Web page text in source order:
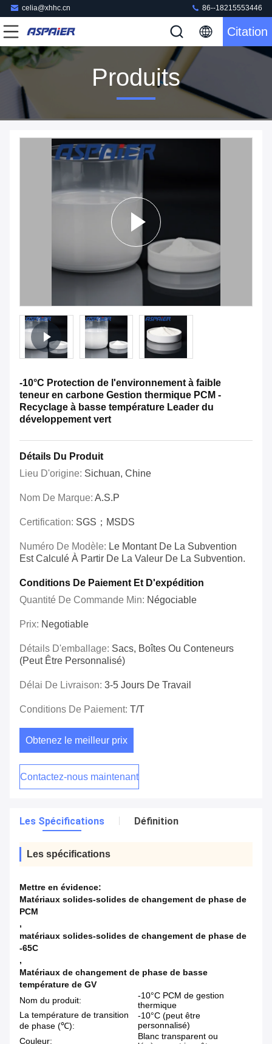
celia@xhhc.cn 86--18215553446
Citation
Produits
-10°C Protection de l'environnement à faible
teneur en carbone Gestion thermique PCM -
Recyclage à basse température Leader du
développement vert
Détails Du Produit
Lieu D'origine: Sichuan, Chine
Nom De Marque: A.S.P
Certification: SGS；MSDS
Numéro De Modèle: Le Montant De La Subvention
Est Calculé À Partir De La Valeur De La Subvention.
Conditions De Paiement Et D'expédition
Quantité De Commande Min: Négociable
Prix: Negotiable
Détails D'emballage: Sacs, Boîtes Ou Conteneurs
(peut Être Personnalisé)
Délai De Livraison: 3-5 Jours De Travail
Conditions De Paiement: T/T
Obtenez le meilleur prix
Contactez-nous maintenant
Les Spécifications Définition
Les spécifications
Mettre en évidence:
Matériaux solides-solides de changement de phase de
PCM
,
matériaux solides-solides de changement de phase de
-65C
,
Matériaux de changement de phase de basse
température de GV
Nom du produit:
-10°C PCM de gestion
thermique
La température de transition
de phase (℃):
-10°C (peut être
personnalisé)
Couleur:
Blanc transparent ou